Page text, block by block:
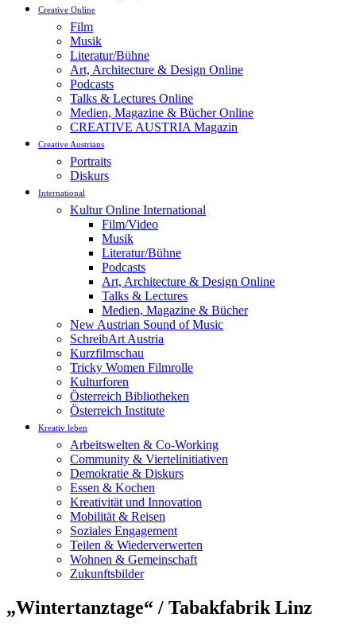
Creative Online
Film
Musik
Literatur/Bühne
Art, Architecture & Design Online
Podcasts
Talks & Lectures Online
Medien, Magazine & Bücher Online
CREATIVE AUSTRIA Magazin
Creative Austrians
Portraits
Diskurs
International
Kultur Online International
Film/Video
Musik
Literatur/Bühne
Podcasts
Art, Architecture & Design Online
Talks & Lectures
Medien, Magazine & Bücher
New Austrian Sound of Music
SchreibArt Austria
Kurzfilmschau
Tricky Women Filmrolle
Kulturforen
Österreich Bibliotheken
Österreich Institute
Kreativ leben
Arbeitswelten & Co-Working
Community & Viertelinitiativen
Demokratie & Diskurs
Essen & Kochen
Kreativität und Innovation
Mobilität & Reisen
Soziales Engagement
Teilen & Wiederverwerten
Wohnen & Gemeinschaft
Zukunftsbilder
„Wintertanztage“ / Tabakfabrik Linz